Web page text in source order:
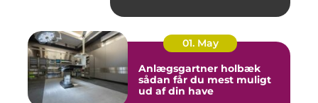
01. May
Anlægsgartner holbæk
sådan får du mest muligt
ud af din have